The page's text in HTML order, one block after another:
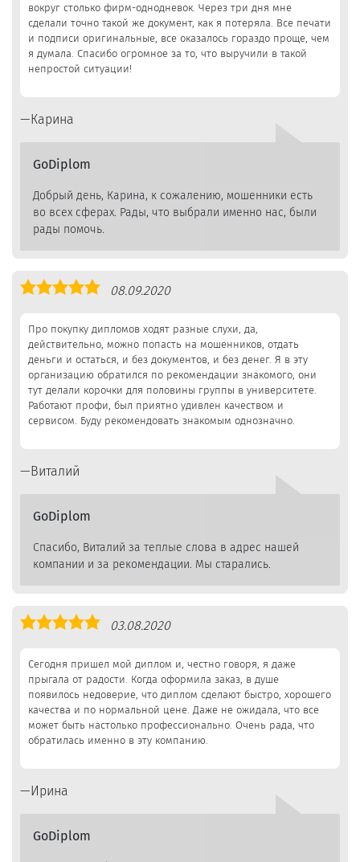
вокруг столько фирм-однодневок. Через три дня мне
сделали точно такой же документ, как я потеряла. Все печати
и подписи оригинальные, все оказалось гораздо проще, чем
я думала. Спасибо огромное за то, что выручили в такой
непростой ситуации!
Карина
GoDiplom
Добрый день, Карина, к сожалению, мошенники есть
во всех сферах. Рады, что выбрали именно нас, были
рады помочь.
Оценка
08.09.2020
Про покупку дипломов ходят разные слухи, да,
действительно, можно попасть на мошенников, отдать
деньги и остаться, и без документов, и без денег. Я в эту
организацию обратился по рекомендации знакомого, они
тут делали корочки для половины группы в университете.
Работают профи, был приятно удивлен качеством и
сервисом. Буду рекомендовать знакомым однозначно.
Виталий
GoDiplom
Спасибо, Виталий за теплые слова в адрес нашей
компании и за рекомендации. Мы старались.
Оценка
03.08.2020
Сегодня пришел мой диплом и, честно говоря, я даже
прыгала от радости. Когда оформила заказ, в душе
появилось недоверие, что диплом сделают быстро, хорошего
качества и по нормальной цене. Даже не ожидала, что все
может быть настолько профессионально. Очень рада, что
обратилась именно в эту компанию.
Ирина
GoDiplom